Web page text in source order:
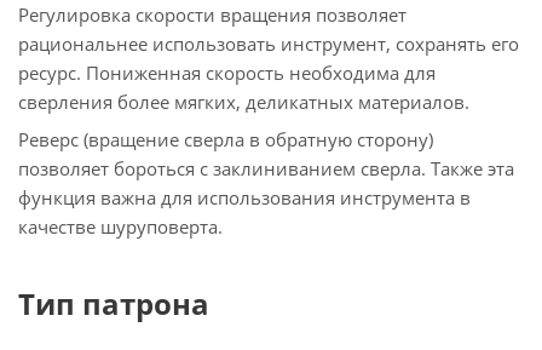
Регулировка скорости вращения позволяет
рациональнее использовать инструмент, сохранять его
ресурс. Пониженная скорость необходима для
сверления более мягких, деликатных материалов.
Реверс (вращение сверла в обратную сторону)
позволяет бороться с заклиниванием сверла. Также эта
функция важна для использования инструмента в
качестве шуруповерта.
Тип патрона